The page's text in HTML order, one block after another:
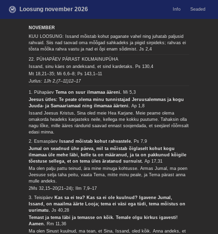
Loosung november 2026 Info Seaded
NOVEMBER
KUU LOOSUNG: Issand mõistab kohut paganate vahel ning juhatab paljusid
rahvaid. Siis nad taovad oma mõõgad sahkadeks ja piigid sirpideks; rahvas ei
tõsta mõõka rahva vastu ja nad ei õpi enam sõdimist.Js 2,4
22. PÜHAPÄEV PÄRAST KOLMAINUPÜHA
Issand, sinu käes on andeksand, et sind kardetaks. Ps 130,4
Mt 18,21–35; Mi 6,6–8; Ps 143,1–11
Jutlus: 1Jh 2,(7–11)12–17
1. PühapäevTema on suur ilmamaa ääreni. Mi 5,3
Jeesus ütles: Te peate olema minu tunnistajad Jeruusalemmas ja kogu
Juuda- ja Samaariamaal ning ilmamaa äärteni.Ap 1,8
Issand Jeesus Kristus, Sina oled meie Hea Karjane. Meie peame olema
omakorda headeks karjasteks neile, kellega me kokku puutume. Tahaksin olla
nagu lõke, mille ääres rändurid saavad ennast soojendada, et seejärel rõõmsalt
edasi minna.
2. Esmaspäev Issand mõistab kohut rahvastele. Ps 7,9
Jumal on seadnud ühe päeva, mil ta mõistab õiglaselt kohut kogu
ilmamaa üle mehe läbi, kelle ta on määranud, ja ta on pakkunud kõigile
tõestuse sellega, et on tema üles äratanud surnuist.Ap 17,31
Ma olen palju pattu teinud, ära mine minuga kohtusse. Armas Jumal, ma poen
Jeesuse selja taha peitu, vaata Tema, mitte minu peale, ja Tema pärast anna
mulle andeks.
2Ms 32,15–20(21–24); Ilm 7,9–17
3. Teisipäev Kas sa ei tea? Kas sa ei ole kuulnud? Igavene Jumal,
Issand, on maailma äärte Looja; tema ei väsi ega tüdi, tema mõistus on
uurimatu.Js 40,28
Temast ja tema läbi ja temasse on kõik. Temale olgu kirkus igavesti!
Aamen. Rm 11,36
Ma olen Sinust kuulnud, ma tean, et Sina, Issand, oled kõik. Anna andeks, et